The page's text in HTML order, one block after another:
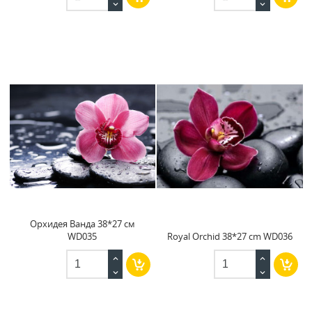
Орхидея Ванда 38*27 см
WD035
Royal Orchid 38*27 cm WD036